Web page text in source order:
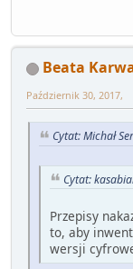
Beata
Październik 30, 2017,
Cytat: Michał
Cytat:
Przepisy
to, aby
wersji